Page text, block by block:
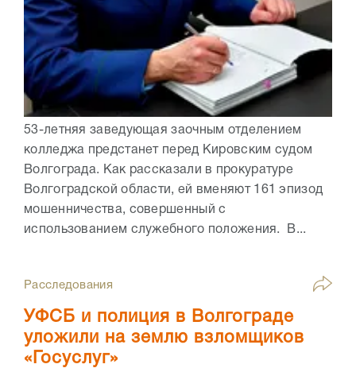
53-летняя заведующая заочным отделением
колледжа предстанет перед Кировским судом
Волгограда. Как рассказали в прокуратуре
Волгоградской области, ей вменяют 161 эпизод
мошенничества, совершенный с
использованием служебного положения. В...
Расследования
УФСБ и полиция в Волгограде
уложили на землю взломщиков
«Госуслуг»